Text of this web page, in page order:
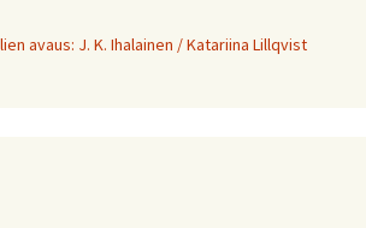
avaus: J. K. Ihalainen / Katariina Lillqvist